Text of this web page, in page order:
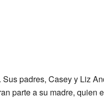
padres, Casey y Liz
parte a su madre, quien